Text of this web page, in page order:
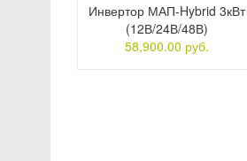
Инвертор МАП-Hybrid 3кВт
(12В/24В/48В)
58,900.00 руб.